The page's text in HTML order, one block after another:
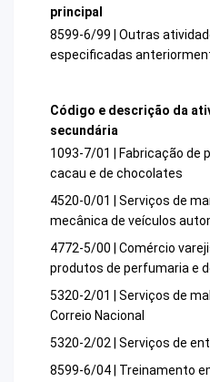
principal
8599-6/99 | Outras
especificadas
Código e descrição da
secundária
1093-7/01 | Fabricação de
cacau e de chocolates
4520-0/01 | Serviços de
mecânica de veículos
4772-5/00 | Comércio
produtos de perfumaria e
5320-2/01 | Serviços de
Correio Nacional
5320-2/02 | Serviços de
8599-6/04 | Treinamento